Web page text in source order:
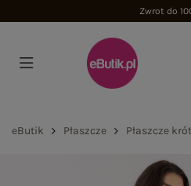
Zwrot do
eButik Płaszcze Płaszcze